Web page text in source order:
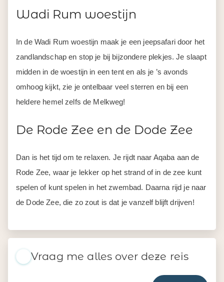
Wadi Rum woestijn
In de Wadi Rum woestijn maak je een jeepsafari door het
zandlandschap en stop je bij bijzondere plekjes. Je slaapt
midden in de woestijn in een tent en als je ’s avonds
omhoog kijkt, zie je ontelbaar veel sterren en bij een
heldere hemel zelfs de Melkweg!
De Rode Zee en de Dode Zee
Dan is het tijd om te relaxen. Je rijdt naar Aqaba aan de
Rode Zee, waar je lekker op het strand of in de zee kunt
spelen of kunt spelen in het zwembad. Daarna rijd je naar
de Dode Zee, die zo zout is dat je vanzelf blijft drijven!
Vraag me alles over deze reis